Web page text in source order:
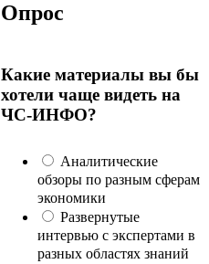
Опрос
Какие материалы вы бы
хотели чаще видеть на
ЧС-ИНФО?
Аналитические
обзоры по разным сферам
экономики
Развернутые
интервью с экспертами в
разных областях знаний